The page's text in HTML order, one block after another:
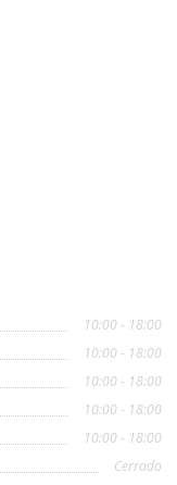
10:00 - 18:00
10:00 - 18:00
10:00 - 18:00
10:00 - 18:00
10:00 - 18:00
Cerrado